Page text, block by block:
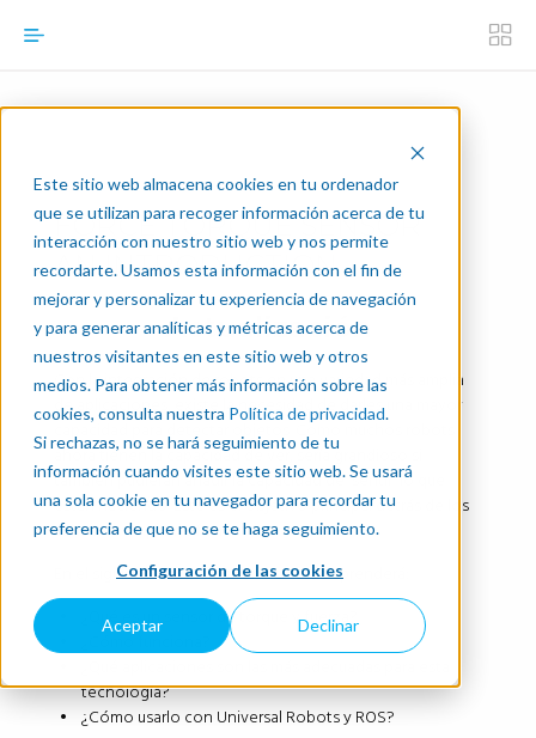
Este sitio web almacena cookies en tu ordenador
que se utilizan para recoger información acerca de tu
interacción con nuestro sitio web y nos permite
recordarte. Usamos esta información con el fin de
mejorar y personalizar tu experiencia de navegación
y para generar analíticas y métricas acerca de
nuestros visitantes en este sitio web y otros
medios. Para obtener más información sobre las
cookies, consulta nuestra Política de privacidad.
Si rechazas, no se hará seguimiento de tu
información cuando visites este sitio web. Se usará
una sola cookie en tu navegador para recordar tu
preferencia de que no se te haga seguimiento.
Configuración de las cookies
Aceptar Declinar
FORCE TORQUE SENSOR
AN INTRODUCTION
Actualización
Con la integración de robots en una variedad más amplia
de aplicaciones, existe la necesidad de darles una mayor
capacidad para detectar objetos. Como muchos robots
ahora tienen la capacidad de ver, sería grandioso si
también pudieran añadir la capacidad de 'sentir' lo que
están haciendo. Este es el objetivo principal detrás de los
sensores de par de fuerza.
En el siguiente libro electrónico usted aprenderá:
¿Qué es un sensor de torque y fuerza?
¿Cómo funciona?
tecnología?
¿Cómo usarlo con Universal Robots y ROS?